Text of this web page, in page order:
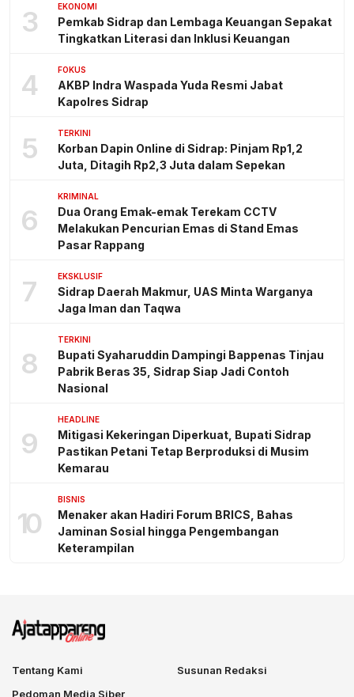
3 EKONOMI
Pemkab Sidrap dan Lembaga Keuangan Sepakat
Tingkatkan Literasi dan Inklusi Keuangan
4 FOKUS
AKBP Indra Waspada Yuda Resmi Jabat
Kapolres Sidrap
5 TERKINI
Korban Dapin Online di Sidrap: Pinjam Rp1,2
Juta, Ditagih Rp2,3 Juta dalam Sepekan
6
KRIMINAL
Dua Orang Emak-emak Terekam CCTV
Melakukan Pencurian Emas di Stand Emas
Pasar Rappang
7 EKSKLUSIF
Sidrap Daerah Makmur, UAS Minta Warganya
Jaga Iman dan Taqwa
8
TERKINI
Bupati Syaharuddin Dampingi Bappenas Tinjau
Pabrik Beras 35, Sidrap Siap Jadi Contoh
Nasional
9
HEADLINE
Mitigasi Kekeringan Diperkuat, Bupati Sidrap
Pastikan Petani Tetap Berproduksi di Musim
Kemarau
10
BISNIS
Menaker akan Hadiri Forum BRICS, Bahas
Jaminan Sosial hingga Pengembangan
Keterampilan
Tentang Kami
Susunan Redaksi
Pedoman Media Siber